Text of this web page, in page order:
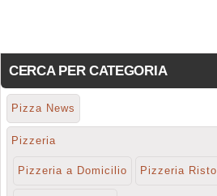
CERCA PER CATEGORIA
Pizza News
Pizzeria
Pizzeria a Domicilio Pizzeria